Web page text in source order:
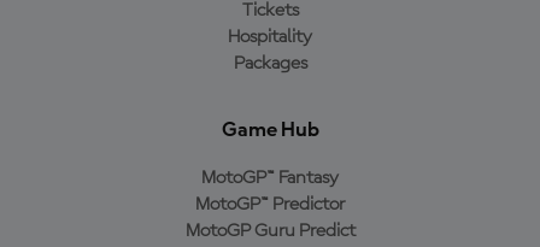
Tickets
Hospitality
Packages
Game Hub
MotoGP™ Fantasy
MotoGP™ Predictor
MotoGP Guru Predict